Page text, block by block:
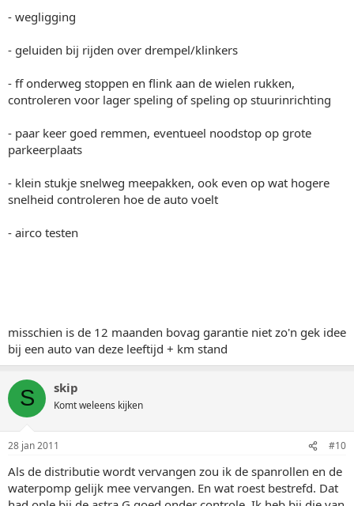
- wegligging
- geluiden bij rijden over drempel/klinkers
- ff onderweg stoppen en flink aan de wielen rukken,
controleren voor lager speling of speling op stuurinrichting
- paar keer goed remmen, eventueel noodstop op grote
parkeerplaats
- klein stukje snelweg meepakken, ook even op wat hogere
snelheid controleren hoe de auto voelt
- airco testen
misschien is de 12 maanden bovag garantie niet zo'n gek idee
bij een auto van deze leeftijd + km stand
S skip
Komt weleens kijken
28 jan 2011 #10
Als de distributie wordt vervangen zou ik de spanrollen en de
waterpomp gelijk mee vervangen. En wat roest bestrefd. Dat